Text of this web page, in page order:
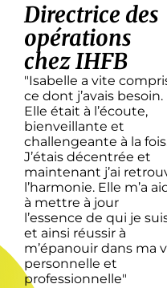
Directrice des
opérations
chez IHFB
"Isabelle a vite
ce dont j’avais besoin.
Elle était à l’écoute,
bienveillante et
challengeante à la
J’étais décentrée et
maintenant j’ai
l’harmonie. Elle m’a
à mettre à jour
l’essence de qui je
et ainsi réussir à
m’épanouir dans ma
personnelle et
professionnelle"